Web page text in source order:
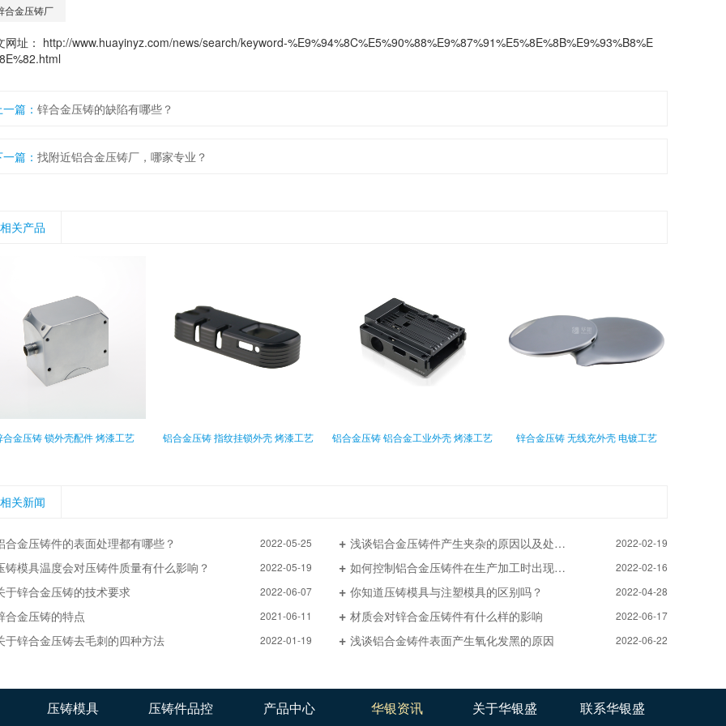
合金压铸厂
网址： http://www.huayinyz.com/news/search/keyword-%E9%94%8C%E5%90%88%E9%87%91%E5%8E%8B%E9%93%B8%E
篇： 锌合金压铸的缺陷有哪些？
篇： 找附近铝合金压铸厂，哪家专业？
相关产品
合金压铸 锁外壳配件 烤漆工艺 铝合金压铸 指纹挂锁外壳 烤漆工艺 铝合金压铸 铝合金工业外壳 烤漆工艺 锌合金压铸 无线充外壳 电镀工艺
相关新闻
合金压铸件的表面处理都有哪些？ 2022-05-25 浅谈铝合金压铸件产生夹杂的原因以及处理方法 2022-02-19
铸模具温度会对压铸件质量有什么影响？ 2022-05-19 如何控制铝合金压铸件在生产加工时出现摩擦缝隙腐蚀问题的发生 2022-02-16
于锌合金压铸的技术要求 2022-06-07 你知道压铸模具与注塑模具的区别吗？ 2022-04-28
合金压铸的特点 2021-06-11 材质会对锌合金压铸件有什么样的影响 2022-06-17
于锌合金压铸去毛刺的四种方法 2022-01-19 浅谈铝合金铸件表面产生氧化发黑的原因 2022-06-22
压铸模具 压铸件品控 产品中心 华银资讯 关于华银盛 联系华银盛